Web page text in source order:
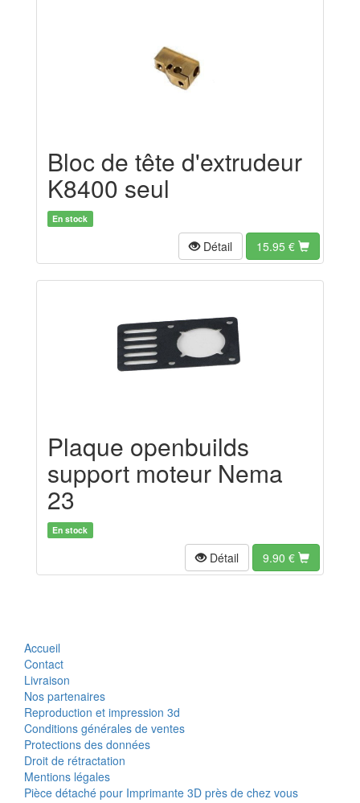
Bloc de tête d'extrudeur
K8400 seul
En stock
Détail 15.95 €
Plaque openbuilds
support moteur Nema
23
En stock
Détail 9.90 €
Accueil
Contact
Livraison
Nos partenaires
Reproduction et impression 3d
Conditions générales de ventes
Protections des données
Droit de rétractation
Mentions légales
Pièce détaché pour Imprimante 3D près de chez vous